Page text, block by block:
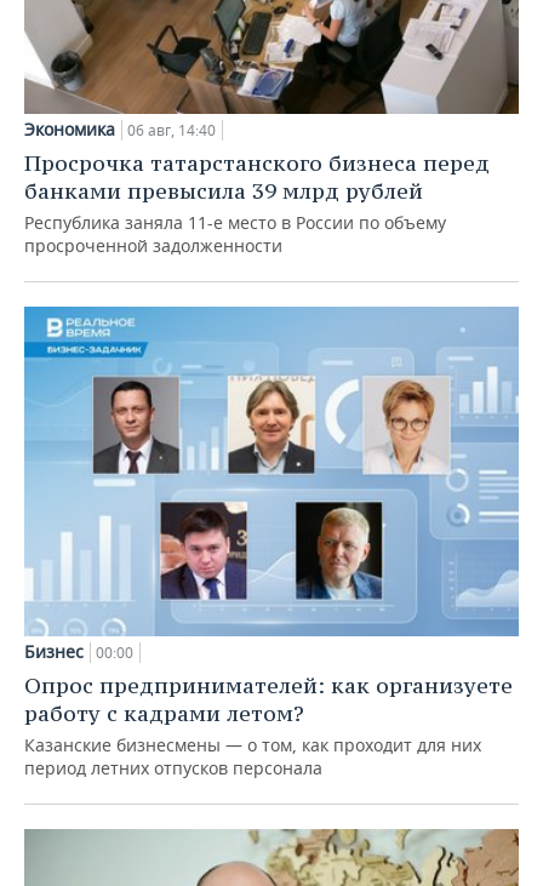
Экономика 06 авг, 14:40
Просрочка татарстанского бизнеса перед
банками превысила 39 млрд рублей
Республика заняла 11-е место в России по объему
просроченной задолженности
Бизнес 00:00
Опрос предпринимателей: как организуете
работу с кадрами летом?
Казанские бизнесмены — о том, как проходит для них
период летних отпусков персонала